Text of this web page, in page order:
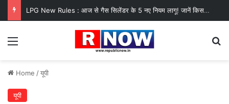
LPG New Rules : आज से गैस सिलेंडर के 5 नए नियम लागू! जानें किसका कटेगा कनेक्शन, कितने दिन बाद होगी बुकिंग?
Menu
Home /यूपी
यूपी